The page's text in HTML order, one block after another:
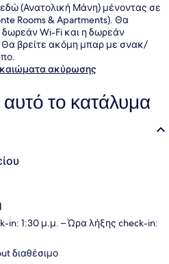
(Ανατολική Μάνη) μένοντας σε
Rooms & Apartments). Θα
Wi-Fi και η δωρεάν
βρείτε ακόμη μπαρ με σνακ/
ακύρωσης
το κατάλυμα
in: 1:30 μ.μ. – Ώρα λήξης check-in:
διαθέσιμο